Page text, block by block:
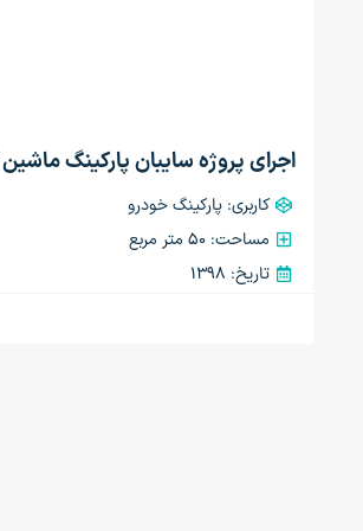
اجرای پروژه سایبان پارکینگ ماشین
کاربری: پارکینگ خودرو
مساحت: 50 متر مربع
تاریخ: 1398